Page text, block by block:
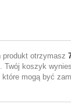
produkt otrzymasz
. Twój koszyk
które mogą być